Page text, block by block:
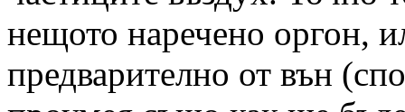
нещото наречено оргон,
предварително от вън